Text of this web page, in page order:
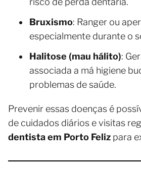
Bruxismo: Ranger ou
especialmente durante o
Halitose (mau hálito):
associada a má higiene
problemas de saúde.
Prevenir essas doenças é
de cuidados diários e visitas
dentista em Porto Feliz para